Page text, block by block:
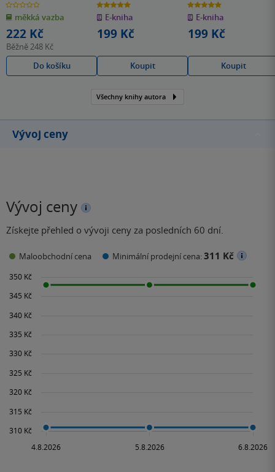
0.0
z
5
hvězdiček
měkká vazba
222 Kč
Běžně248 Kč
Do košíku
5.0
z
5
hvězdiček
E-kniha
199 Kč
Koupit
5.0
z
5
hvězdiček
E-kniha
199 Kč
Koupit
Všechny knihy autora
Vývoj ceny
Vývoj ceny
Získejte přehled o vývoji ceny za posledních 60 dní.
Maloobchodní cena Minimální prodejní cena:311 Kč